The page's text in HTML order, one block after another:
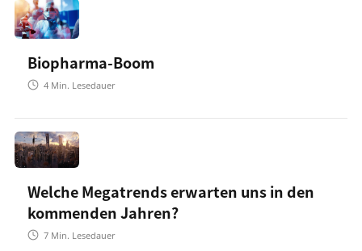
Biopharma-Boom
4 Min. Lesedauer
Welche Megatrends erwarten uns in den
kommenden Jahren?
7 Min. Lesedauer